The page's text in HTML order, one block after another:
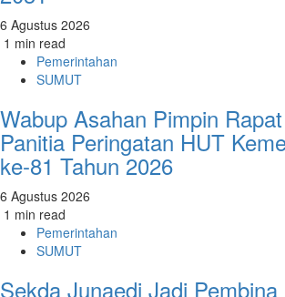
6 Agustus 2026
1 min read
Pemerintahan
SUMUT
Wabup Asahan Pimpin
Panitia Peringatan HUT
ke-81 Tahun 2026
6 Agustus 2026
1 min read
Pemerintahan
SUMUT
Sekda Junaedi Jadi